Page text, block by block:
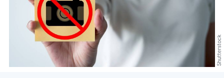
Shutterstock